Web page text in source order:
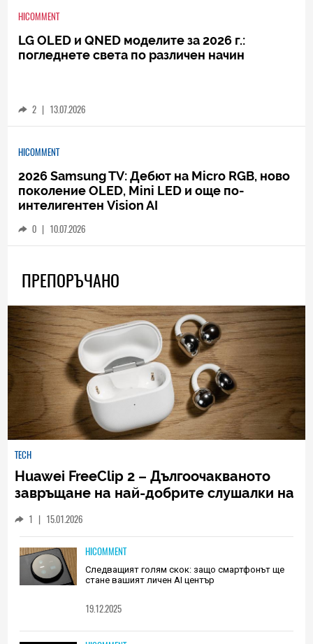
HICOMMENT
LG OLED и QNED моделите за 2026 г.:
погледнете света по различен начин
2 13.07.2026
HICOMMENT
2026 Samsung TV: Дебют на Micro RGB, ново
поколение OLED, Mini LED и още по-
интелигентен Vision AI
0 | 10.07.2026
ПРЕПОРЪЧАНО
TECH
Huawei FreeClip 2 – Дългоочакваното
завръщане на най-добрите слушалки на
1 | 15.01.2026
HICOMMENT
Следващият голям скок: защо смартфонът ще
стане вашият личен AI център
19.12.2025